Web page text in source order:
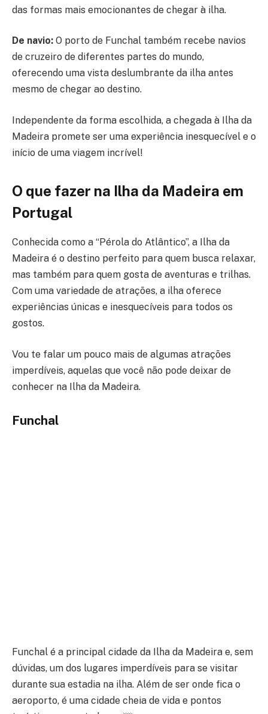
das formas mais emocionantes de chegar à ilha.
De navio: O porto de Funchal também recebe navios
de cruzeiro de diferentes partes do mundo,
oferecendo uma vista deslumbrante da ilha antes
mesmo de chegar ao destino.
Independente da forma escolhida, a chegada à Ilha da
Madeira promete ser uma experiência inesquecível e o
início de uma viagem incrível!
O que fazer na Ilha da Madeira em
Portugal
Conhecida como a “Pérola do Atlântico”, a Ilha da
Madeira é o destino perfeito para quem busca relaxar,
mas também para quem gosta de aventuras e trilhas.
Com uma variedade de atrações, a ilha oferece
experiências únicas e inesquecíveis para todos os
gostos.
Vou te falar um pouco mais de algumas atrações
imperdíveis, aquelas que você não pode deixar de
conhecer na Ilha da Madeira.
Funchal
Funchal é a principal cidade da Ilha da Madeira e, sem
dúvidas, um dos lugares imperdíveis para se visitar
durante sua estadia na ilha. Além de ser onde fica o
aeroporto, é uma cidade cheia de vida e pontos